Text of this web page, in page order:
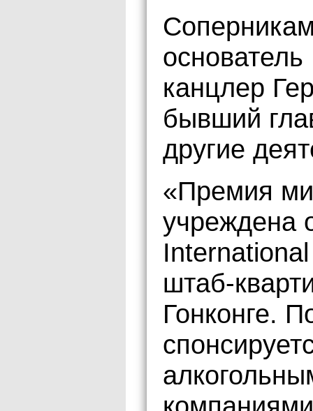
канцлер
бывший
другие
«Премия
учреждена
штаб-
Гонконге.